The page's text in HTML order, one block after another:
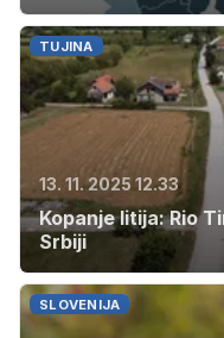
TUJINA
13. 11. 2025 12.33
Kopanje litija: Rio
Srbiji
SLOVENIJA